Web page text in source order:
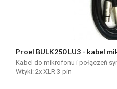
Proel BULK250 LU3 - kabel
Kabel do mikrofonu i połączeń
Wtyki: 2x XLR 3-pin